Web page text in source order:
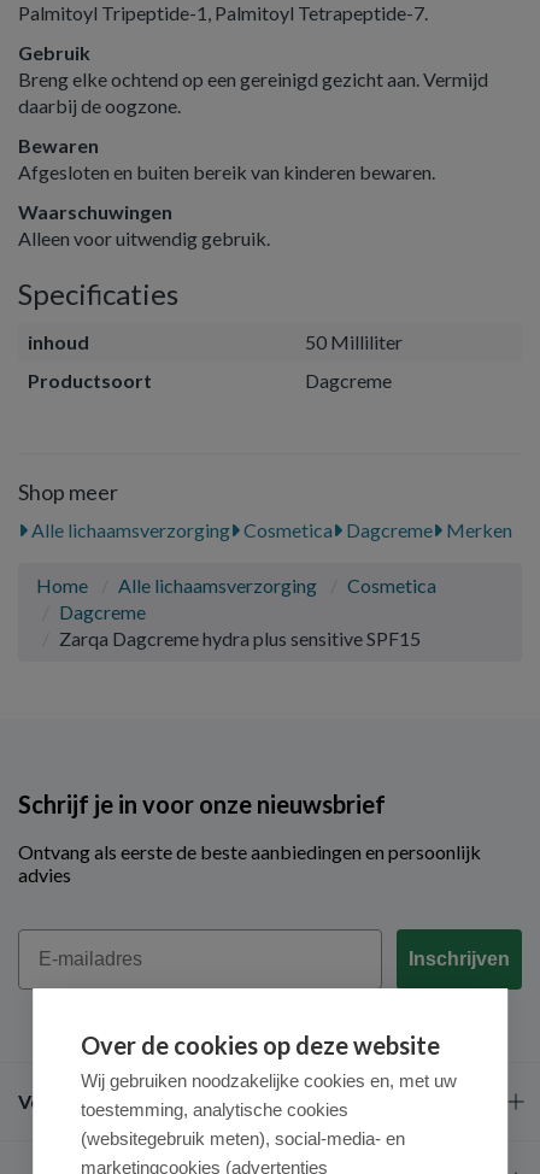
Palmitoyl Tripeptide-1, Palmitoyl Tetrapeptide-7.
Gebruik
Breng elke ochtend op een gereinigd gezicht aan. Vermijd
daarbij de oogzone.
Bewaren
Afgesloten en buiten bereik van kinderen bewaren.
Waarschuwingen
Alleen voor uitwendig gebruik.
Specificaties
inhoud
50 Milliliter
Productsoort
Dagcreme
Shop meer
Alle lichaamsverzorging Cosmetica Dagcreme Merken
Home Alle lichaamsverzorging
Cosmetica
Dagcreme
Zarqa Dagcreme hydra plus sensitive SPF15
Schrijf je in voor onze nieuwsbrief
Ontvang als eerste de beste aanbiedingen en persoonlijk
advies
Email
Inschrijven
Veel gestelde vragen
Over de cookies op deze website
Wij gebruiken noodzakelijke cookies en, met uw
toestemming, analytische cookies
(websitegebruik meten), social-media- en
marketingcookies (advertenties